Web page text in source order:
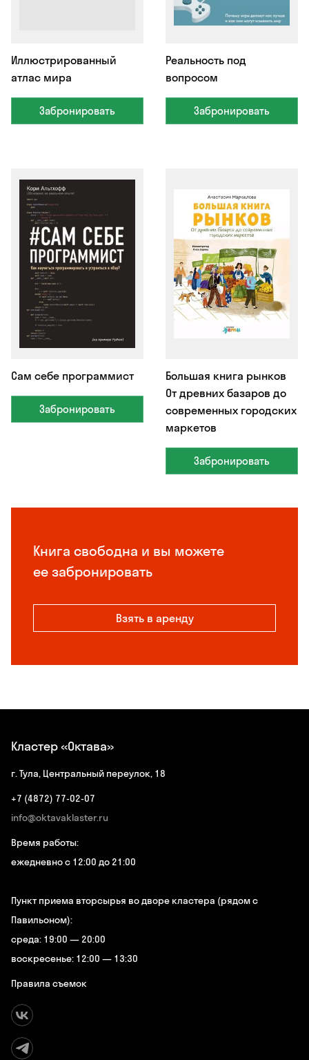
Книга свободна и вы можете
ее забронировать
Взять в аренду
Иллюстрированный
атлас мира
Забронировать
Реальность под
вопросом
Забронировать
Сам себе программист
Забронировать
Большая книга рынков
От древних базаров до
современных городских
маркетов
Забронировать
Кластер «Октава»
г. Тула, Центральный переулок, 18
+7 (4872) 77-02-07
info@oktavaklaster.ru
Время работы:
ежедневно с 12:00 до 21:00
Пункт приема вторсырья во дворе кластера (рядом с
Павильоном):
среда: 19:00 — 20:00
воскресенье: 12:00 — 13:30
Правила съемок